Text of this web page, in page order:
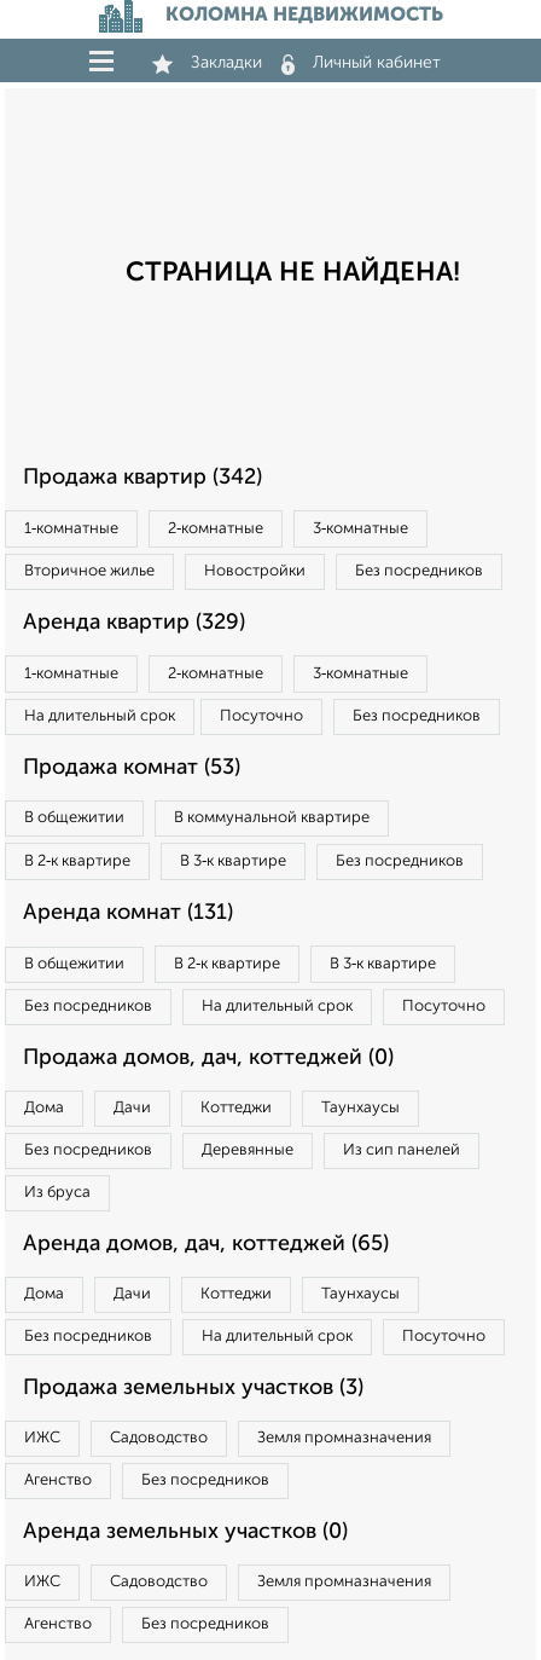
КОЛОМНА НЕДВИЖИМОСТЬ
Закладки Личный кабинет
СТРАНИЦА НЕ НАЙДЕНА!
Продажа квартир (342)
1‑комнатные 2‑комнатные 3‑комнатные
Вторичное жилье Новостройки Без посредников
Аренда квартир (329)
1‑комнатные 2‑комнатные 3‑комнатные
На длительный срок Посуточно Без посредников
Продажа комнат (53)
В общежитии В коммунальной квартире
В 2‑к квартире В 3‑к квартире Без посредников
Аренда комнат (131)
В общежитии В 2‑к квартире В 3‑к квартире
Без посредников На длительный срок Посуточно
Продажа домов, дач, коттеджей (0)
Дома Дачи Коттеджи Таунхаусы
Без посредников Деревянные Из сип панелей
Из бруса
Аренда домов, дач, коттеджей (65)
Дома Дачи Коттеджи Таунхаусы
Без посредников На длительный срок Посуточно
Продажа земельных участков (3)
ИЖС Садоводство Земля промназначения
Агенство Без посредников
Аренда земельных участков (0)
ИЖС Садоводство Земля промназначения
Агенство Без посредников